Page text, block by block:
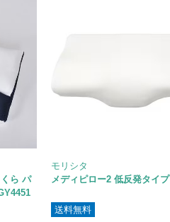
ら パ
モリシタ
メディピロー2 低反発タイプ
送料無料